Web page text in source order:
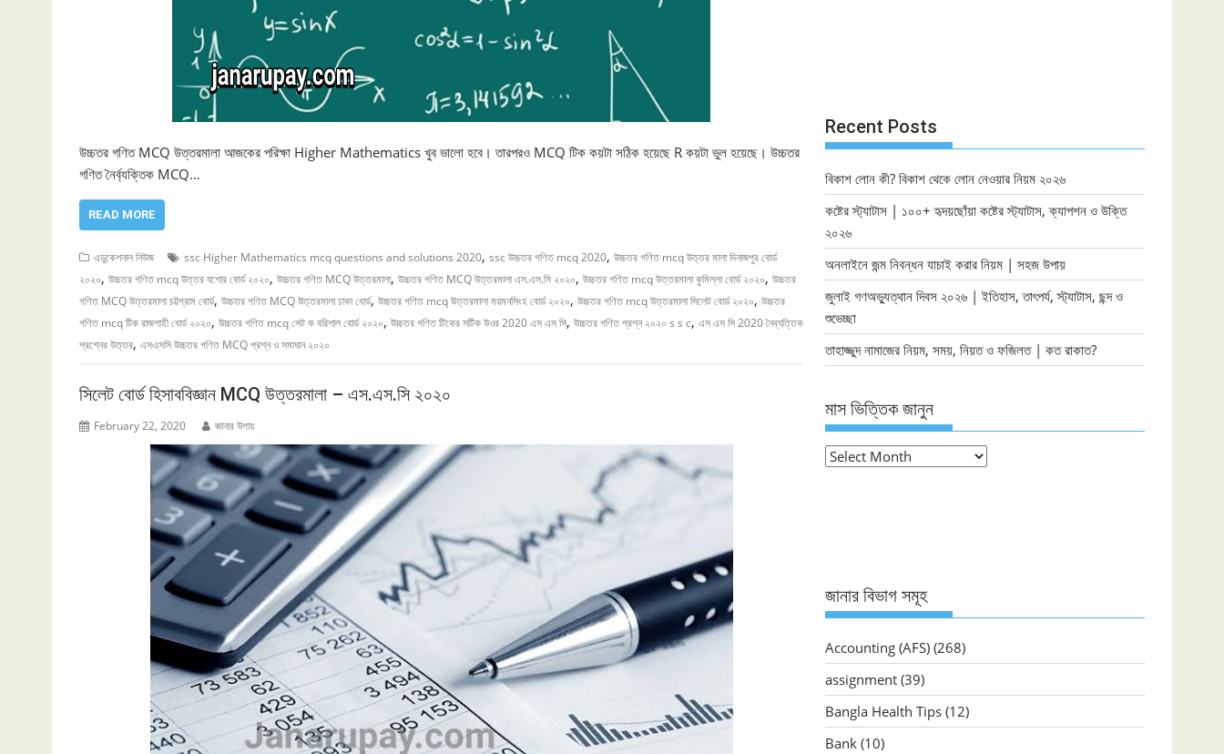
উচ্চতর গণিত MCQ উত্তরমালা আজকের পরিক্ষা Higher Mathematics খুব ভালো হবে। তারপরও MCQ টিক কয়টা সঠিক হয়েছে R কয়টা ভুল হয়েছে। উচ্চতর
গণিত নৈর্ব্যক্তিক MCQ…
READ MORE
এডুকেশনাল নিউজ ssc Higher Mathematics mcq questions and solutions 2020, ssc উচ্চতর গণিত mcq 2020, উচ্চতর গণিত mcq উত্তর মালা দিনাজপুর বোর্ড
২০২০, উচ্চতর গণিত mcq উত্তর যশোর বোর্ড ২০২০, উচ্চতর গণিত MCQ উত্তরমালা, উচ্চতর গণিত MCQ উত্তরমালা এস.এস.সি ২০২০, উচ্চতর গণিত mcq উত্তরমালা কুমিল্লা বোর্ড ২০২০, উচ্চতর
গণিত MCQ উত্তরমালা চট্টগ্রাম বোর্ড, উচ্চতর গণিত MCQ উত্তরমালা ঢাকা বোর্ড, উচ্চতর গণিত mcq উত্তরমালা ময়মনসিংহ বোর্ড ২০২০, উচ্চতর গণিত mcq উত্তরমালা সিলেট বোর্ড ২০২০, উচ্চতর
গণিত mcq টিক রাজশাহী বোর্ড ২০২০, উচ্চতর গণিত mcq সেট ক বরিশাল বোর্ড ২০২০, উচ্চতর গণিত টিকের সটিক উওর 2020 এস এস সি, উচ্চতর গণিত প্রশ্ন ২০২০ s s c, এস এস সি 2020 নৈব্যত্তিক
প্রশ্নের উত্তর, এসএসসি উচ্চতর গণিত MCQ প্রশ্ন ও সমাধান ২০২০
সিলেট বোর্ড হিসাববিজ্ঞান MCQ উত্তরমালা – এস.এস.সি ২০২০
February 22, 2020 জানার উপায়
Recent Posts
বিকাশ লোন কী? বিকাশ থেকে লোন নেওয়ার নিয়ম ২০২৬
কষ্টের স্ট্যাটাস | ১০০+ হৃদয়ছোঁয়া কষ্টের স্ট্যাটাস, ক্যাপশন ও উক্তি
২০২৬
অনলাইনে জন্ম নিবন্ধন যাচাই করার নিয়ম | সহজ উপায়
জুলাই গণঅভ্যুত্থান দিবস ২০২৬ | ইতিহাস, তাৎপর্য, স্ট্যাটাস, ছন্দ ও
শুভেচ্ছা
তাহাজ্জুদ নামাজের নিয়ম, সময়, নিয়ত ও ফজিলত | কত রাকাত?
মাস ভিত্তিক জানুন
মাস
জানার বিভাগ সমূহ
Accounting (AFS) (268)
assignment (39)
Bangla Health Tips (12)
Bank (10)